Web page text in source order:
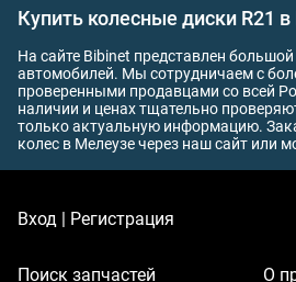
Купить колесные диски R21
На сайте Bibinet представлен
автомобилей. Мы сотрудничаем с
проверенными продавцами со всей
наличии и ценах тщательно
только актуальную информацию.
колес в Мелеузе через наш сайт или
Вход | Регистрация
Поиск запчастей О